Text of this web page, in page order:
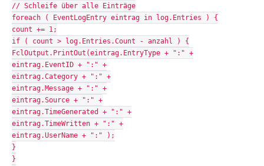
// Schleife über alle Einträge
foreach ( EventLogEntry eintrag in log.Entries ) {
count += 1;
if ( count > log.Entries.Count - anzahl ) {
FclOutput.PrintOut(eintrag.EntryType + ":" +
eintrag.EventID + ":" +
eintrag.Category + ":" +
eintrag.Message + ":" +
eintrag.Source + ":" +
eintrag.TimeGenerated + ":" +
eintrag.TimeWritten + ":" +
eintrag.UserName + ":" );
}
}